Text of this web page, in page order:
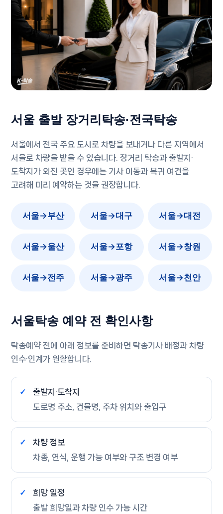
서울 출발 장거리탁송·전국탁송
서울에서 전국 주요 도시로 차량을 보내거나 다른 지역에서
서울로 차량을 받을 수 있습니다. 장거리 탁송과 출발지·
도착지가 외진 곳인 경우에는 기사 이동과 복귀 여건을
고려해 미리 예약하는 것을 권장합니다.
서울→부산 서울→대구 서울→대전
서울→울산 서울→포항 서울→창원
서울→전주 서울→광주 서울→천안
서울탁송 예약 전 확인사항
탁송예약 전에 아래 정보를 준비하면 탁송기사 배정과 차량
인수·인계가 원활합니다.
출발지·도착지
도로명 주소, 건물명, 주차 위치와 출입구
차량 정보
차종, 연식, 운행 가능 여부와 구조 변경 여부
희망 일정
출발 희망일과 차량 인수 가능 시간